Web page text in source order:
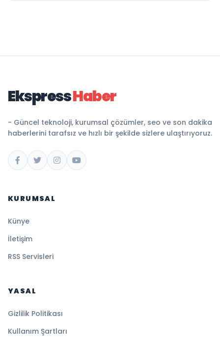
EkspressHaber
- Güncel teknoloji, kurumsal çözümler, seo ve son dakika
haberlerini tarafsız ve hızlı bir şekilde sizlere ulaştırıyoruz.
KURUMSAL
Künye
İletişim
RSS Servisleri
YASAL
Gizlilik Politikası
Kullanım Şartları